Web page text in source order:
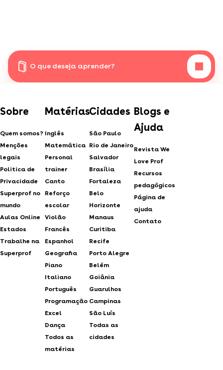
O que deseja aprender?
Sobre
Quem somos?
Menções
legais
Politica de
Privacidade
Superprof no
mundo
Aulas Online
Estados
Trabalhe na
Superprof
Matérias
Inglês
Matemática
Personal
trainer
Canto
Reforço
escolar
Violão
Francês
Espanhol
Geografia
Piano
Italiano
Português
Programação
Excel
Dança
Todos as
matérias
Cidades
São Paulo
Rio de Janeiro
Salvador
Brasília
Fortaleza
Belo
Horizonte
Manaus
Curitiba
Recife
Porto Alegre
Belém
Goiânia
Guarulhos
Campinas
São Luís
Todas as
cidades
Blogs e
Ajuda
Revista We
Love Prof
Recursos
pedagógicos
Página de
ajuda
Contato